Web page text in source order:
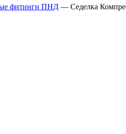
фитинги ПНД — Седелка